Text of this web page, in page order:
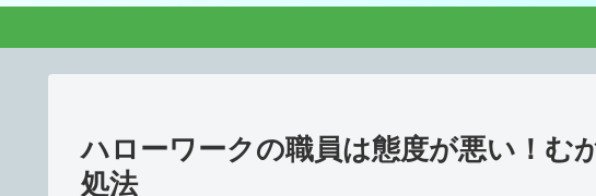
ハローワークの職員は態度が悪い！む
処法